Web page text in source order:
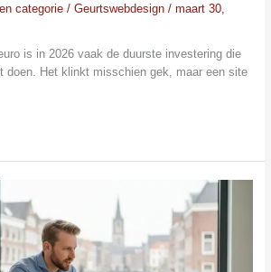
categorie/ Geurtswebdesign / maart 30,
is in 2026 vaak de duurste investering die
doen. Het klinkt misschien gek, maar een site